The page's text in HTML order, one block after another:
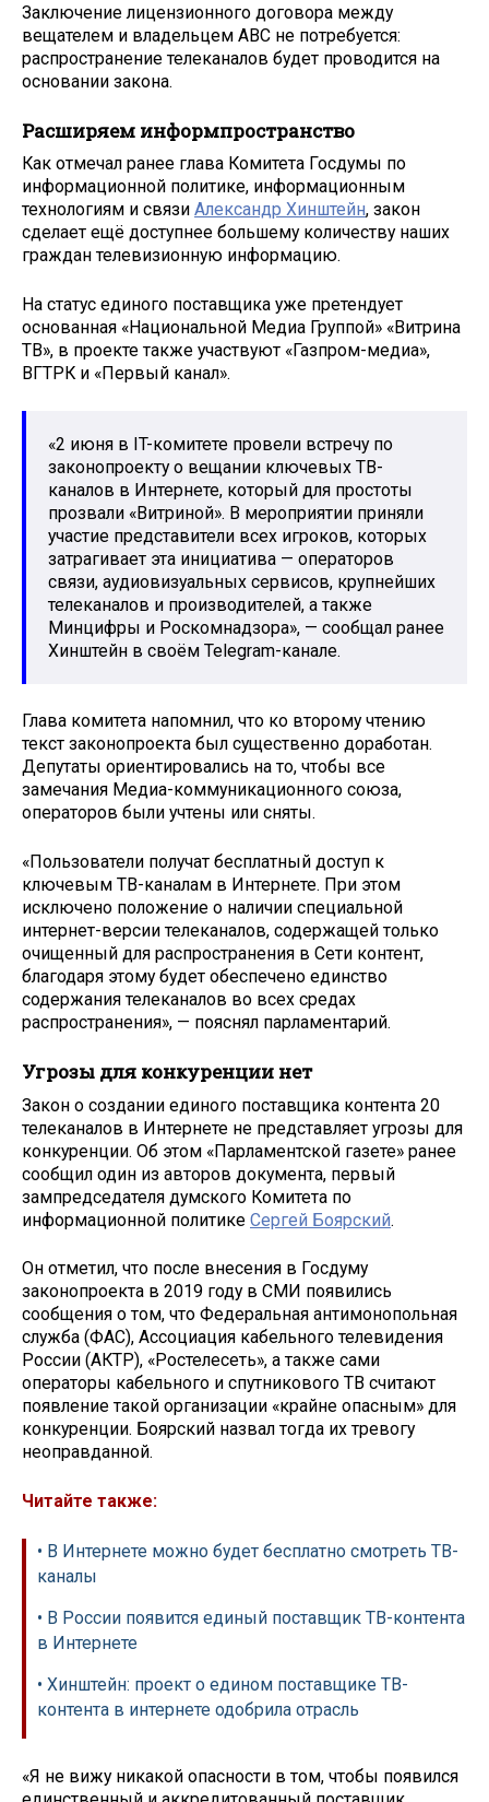
Заключение лицензионного договора между
вещателем и владельцем АВС не потребуется:
распространение телеканалов будет проводится на
основании закона.
Расширяем информпространство
Как отмечал ранее глава Комитета Госдумы по
информационной политике, информационным
технологиям и связи Александр Хинштейн, закон
сделает ещё доступнее большему количеству наших
граждан телевизионную информацию.
На статус единого поставщика уже претендует
основанная «Национальной Медиа Группой» «Витрина
ТВ», в проекте также участвуют «Газпром-медиа»,
ВГТРК и «Первый канал».
«2 июня в IT-комитете провели встречу по
законопроекту о вещании ключевых ТВ-
каналов в Интернете, который для простоты
прозвали «Витриной». В мероприятии приняли
участие представители всех игроков, которых
затрагивает эта инициатива — операторов
связи, аудиовизуальных сервисов, крупнейших
телеканалов и производителей, а также
Минцифры и Роскомнадзора», — сообщал ранее
Хинштейн в своём Telegram-канале.
Глава комитета напомнил, что ко второму чтению
текст законопроекта был существенно доработан.
Депутаты ориентировались на то, чтобы все
замечания Медиа-коммуникационного союза,
операторов были учтены или сняты.
«Пользователи получат бесплатный доступ к
ключевым ТВ-каналам в Интернете. При этом
исключено положение о наличии специальной
интернет-версии телеканалов, содержащей только
очищенный для распространения в Сети контент,
благодаря этому будет обеспечено единство
содержания телеканалов во всех средах
распространения», — пояснял парламентарий.
Угрозы для конкуренции нет
Закон о создании единого поставщика контента 20
телеканалов в Интернете не представляет угрозы для
конкуренции. Об этом «Парламентской газете» ранее
сообщил один из авторов документа, первый
зампредседателя думского Комитета по
информационной политике Сергей Боярский.
Он отметил, что после внесения в Госдуму
законопроекта в 2019 году в СМИ появились
сообщения о том, что Федеральная антимонопольная
служба (ФАС), Ассоциация кабельного телевидения
России (АКТР), «Ростелесеть», а также сами
операторы кабельного и спутникового ТВ считают
появление такой организации «крайне опасным» для
конкуренции. Боярский назвал тогда их тревогу
неоправданной.
Читайте также:
• В Интернете можно будет бесплатно смотреть ТВ-
каналы
• В России появится единый поставщик ТВ-контента
в Интернете
• Хинштейн: проект о едином поставщике ТВ-
контента в интернете одобрила отрасль
«Я не вижу никакой опасности в том, чтобы появился